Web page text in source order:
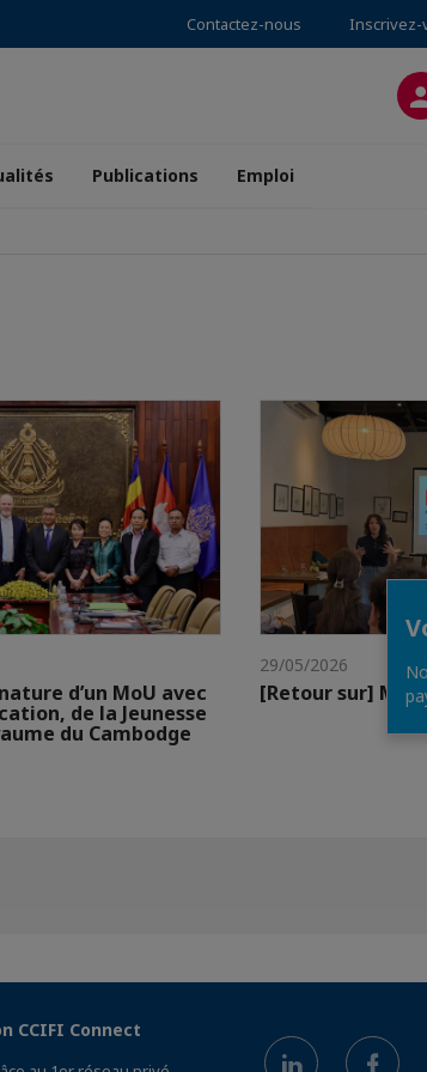
Contactez-nous Inscrivez-
Publications Emploi
d’un MoU avec
de la Jeunesse
du Cambodge
29/05/2026
[Retour sur] Meet
CCIFI Connect